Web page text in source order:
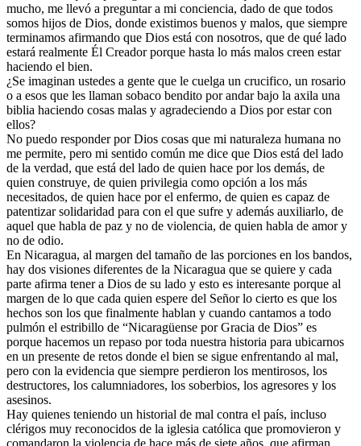
mucho, me llevó a preguntar a mi conciencia, dado de que todos
somos hijos de Dios, donde existimos buenos y malos, que siempre
terminamos afirmando que Dios está con nosotros, que de qué lado
estará realmente Él Creador porque hasta lo más malos creen estar
haciendo el bien.
¿Se imaginan ustedes a gente que le cuelga un crucifico, un rosario
o a esos que les llaman sobaco bendito por andar bajo la axila una
biblia haciendo cosas malas y agradeciendo a Dios por estar con
ellos?
No puedo responder por Dios cosas que mi naturaleza humana no
me permite, pero mi sentido común me dice que Dios está del lado
de la verdad, que está del lado de quien hace por los demás, de
quien construye, de quien privilegia como opción a los más
necesitados, de quien hace por el enfermo, de quien es capaz de
patentizar solidaridad para con el que sufre y además auxiliarlo, de
aquel que habla de paz y no de violencia, de quien habla de amor y
no de odio.
En Nicaragua, al margen del tamaño de las porciones en los bandos,
hay dos visiones diferentes de la Nicaragua que se quiere y cada
parte afirma tener a Dios de su lado y esto es interesante porque al
margen de lo que cada quien espere del Señor lo cierto es que los
hechos son los que finalmente hablan y cuando cantamos a todo
pulmón el estribillo de “Nicaragüense por Gracia de Dios” es
porque hacemos un repaso por toda nuestra historia para ubicarnos
en un presente de retos donde el bien se sigue enfrentando al mal,
pero con la evidencia que siempre perdieron los mentirosos, los
destructores, los calumniadores, los soberbios, los agresores y los
asesinos.
Hay quienes teniendo un historial de mal contra el país, incluso
clérigos muy reconocidos de la iglesia católica que promovieron y
comandaron la violencia de hace más de siete años, que afirman